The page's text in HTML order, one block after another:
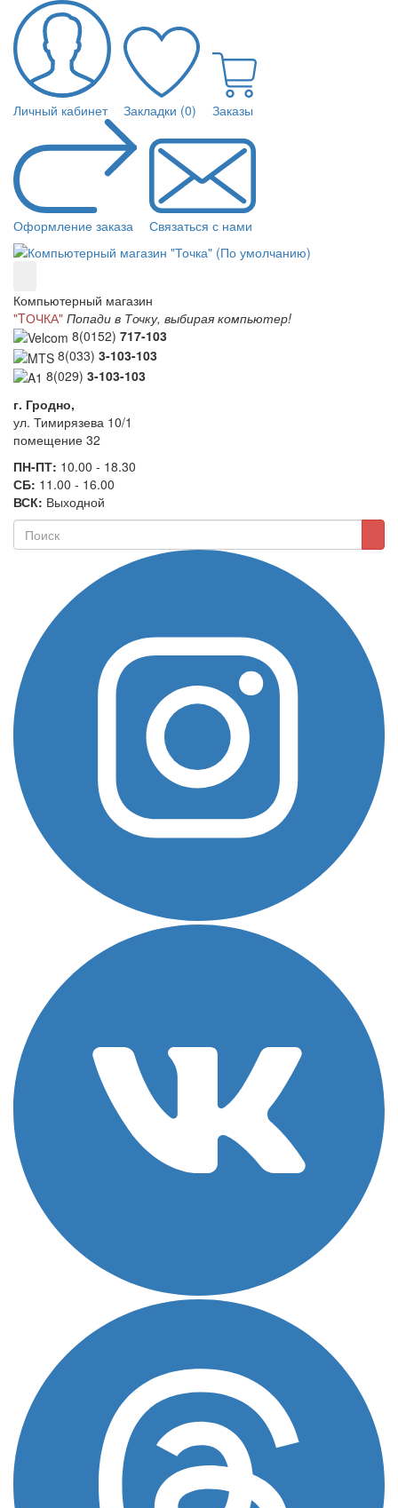
Личный кабинет Закладки (0) Заказы
Оформление заказа Связаться с нами
Компьютерный магазин
"TОЧКА" Попади в Точку, выбирая компьютер!
8(0152) 717-103
8(033) 3-103-103
8(029) 3-103-103
г. Гродно,
ул. Тимирязева 10/1
помещение 32
ПН-ПТ: 10.00 - 18.30
СБ: 11.00 - 16.00
ВСК: Выходной